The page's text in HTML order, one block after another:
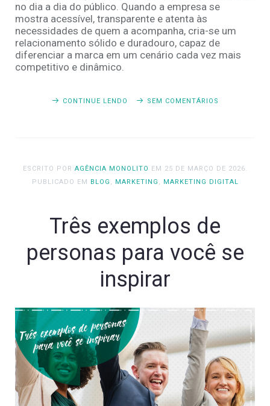
no dia a dia do público. Quando a empresa se
mostra acessível, transparente e atenta às
necessidades de quem a acompanha, cria-se um
relacionamento sólido e duradouro, capaz de
diferenciar a marca em um cenário cada vez mais
competitivo e dinâmico.
CONTINUE LENDO SEM COMENTÁRIOS
ESCRITO POR AGÊNCIA MONOLITO EM 25 DE MARÇO DE 2026.
PUBLICADO EM
BLOG , MARKETING , MARKETING DIGITAL
Três exemplos de
personas para você se
inspirar